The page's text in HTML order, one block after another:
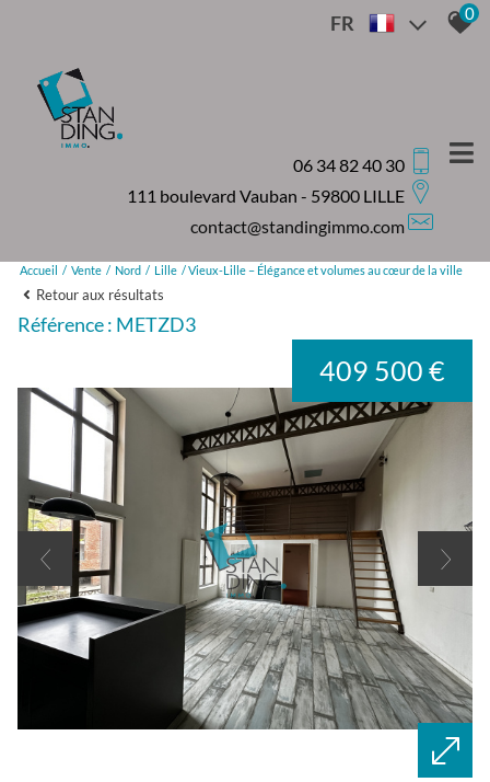
FR 0
06 34 82 40 30
111 boulevard Vauban - 59800 LILLE
contact@standingimmo.com
Accueil Vente Nord Lille Vieux-Lille – Élégance et volumes au cœur de la ville
Retour aux résultats
Référence : METZD3
409 500 €